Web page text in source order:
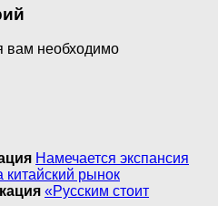
вам необходимо
Намечается экспансия
китайский рынок
«Русским стоит